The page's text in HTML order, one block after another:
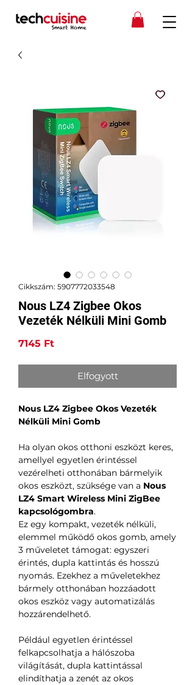
Cikkszám: 5907772033548
Nous LZ4 Zigbee Okos
Vezeték Nélküli Mini Gomb
7145 FtÁr
Elfogyott
Nous LZ4 Zigbee Okos Vezeték
Nélküli Mini Gomb
Ha olyan okos otthoni eszközt keres,
amellyel egyetlen érintéssel
vezérelheti otthonában bármelyik
okos eszközt, szüksége van a Nous
LZ4 Smart Wireless Mini ZigBee
kapcsológombra.
Ez egy kompakt, vezeték nélküli,
elemmel működő okos gomb, amely
3 műveletet támogat: egyszeri
érintés, dupla kattintás és hosszú
nyomás. Ezekhez a műveletekhez
bármely otthonában hozzáadott
okos eszköz vagy automatizálás
hozzárendelhető.
Például egyetlen érintéssel
felkapcsolhatja a hálószoba
világítását, dupla kattintással
elindíthatja a zenét az okos